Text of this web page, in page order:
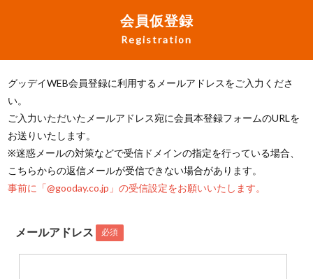
会員仮登録
Registration
グッデイWEB会員登録に利用するメールアドレスをご入力くださ
い。
ご入力いただいたメールアドレス宛に会員本登録フォームのURLを
お送りいたします。
※迷惑メールの対策などで受信ドメインの指定を行っている場合、
こちらからの返信メールが受信できない場合があります。
事前に「@gooday.co.jp」の受信設定をお願いいたします。
メールアドレス 必須